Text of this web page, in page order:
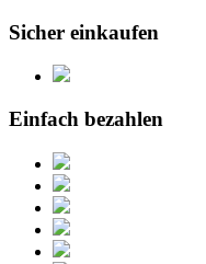
Sicher einkaufen
Einfach bezahlen